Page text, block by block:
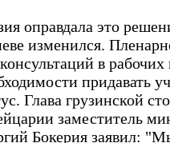
оправдала это
изменился.
в
придавать
Глава грузинской
заместитель
Бокерия заявил: